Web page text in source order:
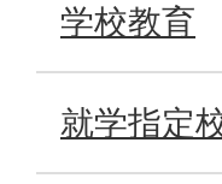
学校教育
就学指定